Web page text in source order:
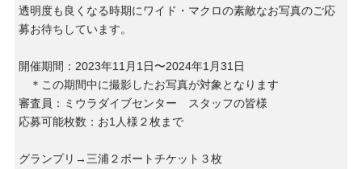
透明度も良くなる時期にワイド・マクロの素敵なお写真のご応
募お待ちしています。
開催期間：2023年11月1日〜2024年1月31日
＊この期間中に撮影したお写真が対象となります
審査員：ミウラダイブセンター スタッフの皆様
応募可能枚数：お1人様２枚まで
グランプリ→三浦２ボートチケット３枚